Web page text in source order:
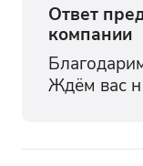
Ответ
компании
Ждём вас